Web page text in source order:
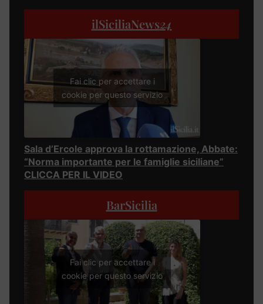
ilSiciliaNews24
Fai clic per accettare i
cookie per questo servizio
Sala d’Ercole approva la rottamazione, Abbate:
“Norma importante per le famiglie siciliane”
CLICCA PER IL VIDEO
BarSicilia
Fai clic per accettare i
cookie per questo servizio